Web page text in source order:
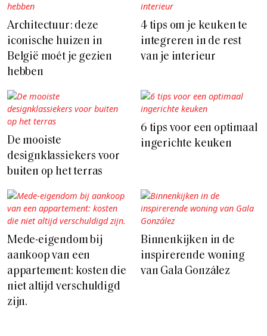
Architectuur: deze
iconische huizen in
België moét je gezien
hebben
4 tips om je keuken te
integreren in de rest
van je interieur
De mooiste
designklassiekers voor
buiten op het terras
6 tips voor een optimaal
ingerichte keuken
Mede-eigendom bij
aankoop van een
appartement: kosten die
niet altijd verschuldigd
zijn.
Binnenkijken in de
inspirerende woning
van Gala González